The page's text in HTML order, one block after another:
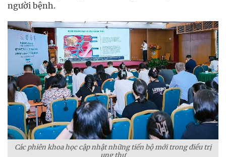
người bệnh.
Các phiên khoa học cập nhật những tiến bộ mới trong điều trị
ung thư